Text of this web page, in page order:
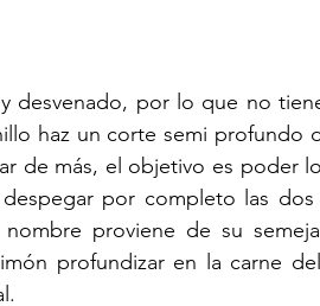
desvenado, por lo que no
haz un corte semi profundo
de más, el objetivo es poder
por completo las
proviene de su
profundizar en la carne